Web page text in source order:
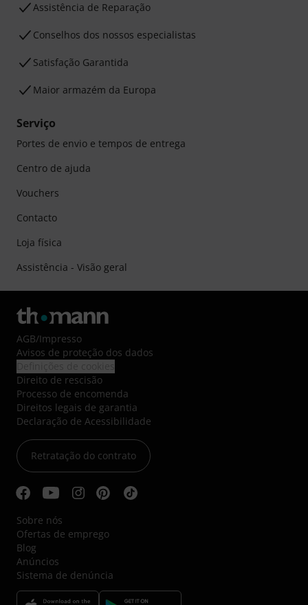
Assistência de Reparação
Conselhos dos nossos especialistas
Satisfação Garantida
Maior armazém da Europa
Serviço
Portes de envio e tempos de entrega
Centro de ajuda
Vouchers
Contacto
Loja física
Assistência - Visão geral
AGB/Impresso
Avisos de proteção dos dados
Direito de rescisão
Processo de encomenda
Direitos legais de garantia
Declaração de Acessibilidade
Retratação do contrato
Sobre nós
Ofertas de emprego
Blog
Anúncios
Sistema de denúncia